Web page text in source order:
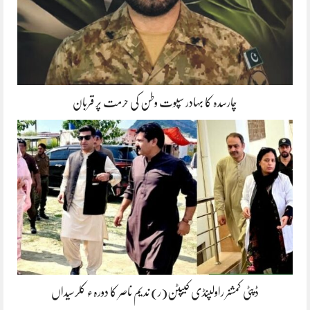
چارسدہ کا بہادر سپوت وطن کی حرمت پر قربان
ڈپٹی کمشنر راولپنڈی کیپٹن(ر) ندیم ناصر کا دورہء کلرسیداں